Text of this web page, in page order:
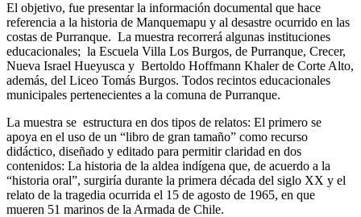
El objetivo, fue presentar la información documental que hace
referencia a la historia de Manquemapu y al desastre ocurrido en las
costas de Purranque. La muestra recorrerá algunas instituciones
educacionales; la Escuela Villa Los Burgos, de Purranque, Crecer,
Nueva Israel Hueyusca y Bertoldo Hoffmann Khaler de Corte Alto,
además, del Liceo Tomás Burgos. Todos recintos educacionales
municipales pertenecientes a la comuna de Purranque.
La muestra se estructura en dos tipos de relatos: El primero se
apoya en el uso de un “libro de gran tamaño” como recurso
didáctico, diseñado y editado para permitir claridad en dos
contenidos: La historia de la aldea indígena que, de acuerdo a la
“historia oral”, surgiría durante la primera década del siglo XX y el
relato de la tragedia ocurrida el 15 de agosto de 1965, en que
mueren 51 marinos de la Armada de Chile.